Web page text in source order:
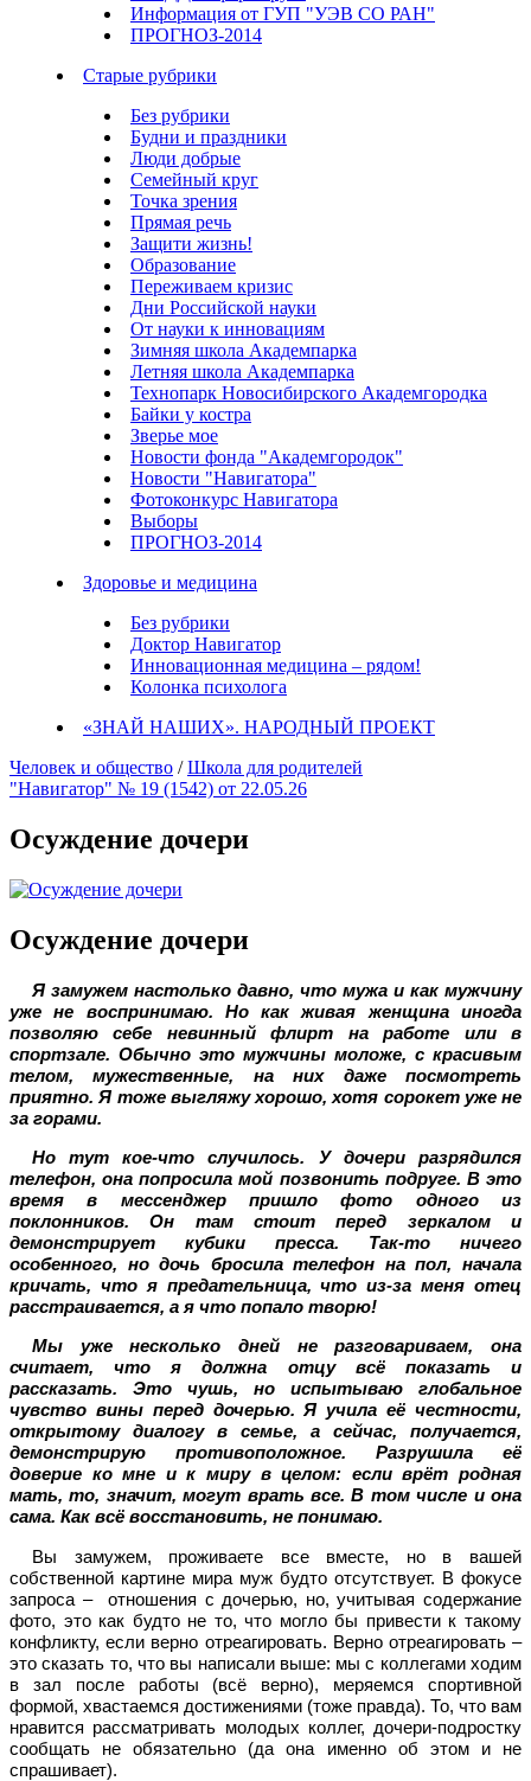
Информация от ГУП "УЭВ СО РАН"
ПРОГНОЗ-2014
Старые рубрики
Без рубрики
Будни и праздники
Люди добрые
Семейный круг
Точка зрения
Прямая речь
Защити жизнь!
Образование
Переживаем кризис
Дни Российской науки
От науки к инновациям
Зимняя школа Академпарка
Летняя школа Академпарка
Технопарк Новосибирского Академгородка
Байки у костра
Зверье мое
Новости фонда "Академгородок"
Новости "Навигатора"
Фотоконкурс Навигатора
Выборы
ПРОГНОЗ-2014
Здоровье и медицина
Без рубрики
Доктор Навигатор
Инновационная медицина – рядом!
Колонка психолога
«ЗНАЙ НАШИХ». НАРОДНЫЙ ПРОЕКТ
Человек и общество /Школа для родителей
"Навигатор" № 19 (1542) от 22.05.26
Осуждение дочери
Осуждение дочери
Я замужем настолько давно, что мужа и как мужчину
уже не воспринимаю. Но как живая женщина иногда
позволяю себе невинный флирт на работе или в
спортзале. Обычно это мужчины моложе, с красивым
телом, мужественные, на них даже посмотреть
приятно. Я тоже выгляжу хорошо, хотя сорокет уже не
за горами.
Но тут кое-что случилось. У дочери разрядился
телефон, она попросила мой позвонить подруге. В это
время в мессенджер пришло фото одного из
поклонников. Он там стоит перед зеркалом и
демонстрирует кубики пресса. Так-то ничего
особенного, но дочь бросила телефон на пол, начала
кричать, что я предательница, что из-за меня отец
расстраивается, а я что попало творю!
Мы уже несколько дней не разговариваем, она
считает, что я должна отцу всё показать и
рассказать. Это чушь, но испытываю глобальное
чувство вины перед дочерью. Я учила её честности,
открытому диалогу в семье, а сейчас, получается,
демонстрирую противоположное. Разрушила её
доверие ко мне и к миру в целом: если врёт родная
мать, то, значит, могут врать все. В том числе и она
сама. Как всё восстановить, не понимаю.
Вы замужем, проживаете все вместе, но в вашей
собственной картине мира муж будто отсутствует. В фокусе
запроса – отношения с дочерью, но, учитывая содержание
фото, это как будто не то, что могло бы привести к такому
конфликту, если верно отреагировать. Верно отреагировать –
это сказать то, что вы написали выше: мы с коллегами ходим
в зал после работы (всё верно), меряемся спортивной
формой, хвастаемся достижениями (тоже правда). То, что вам
нравится рассматривать молодых коллег, дочери-подростку
сообщать не обязательно (да она именно об этом и не
спрашивает).